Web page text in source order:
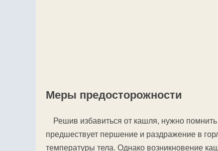
Меры предосторожности
Решив избавиться от кашля, нужно
предшествует першение и раздражение в
температуры тела. Однако возникновение